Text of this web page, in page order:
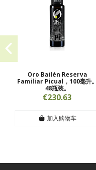
Oro Bailén Reserva
Familiar Picual，100毫升。
48瓶装。
€230.63
加入购物车